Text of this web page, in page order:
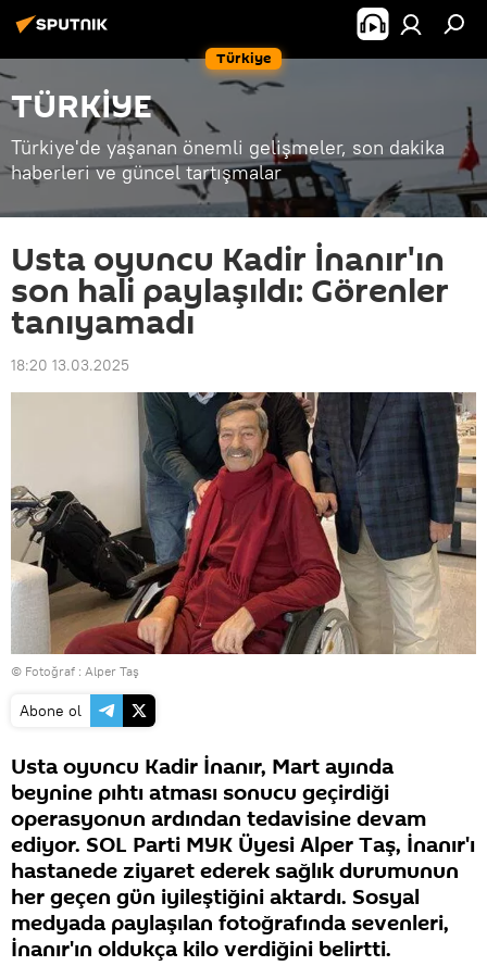
Türkiye
TÜRKİYE
Türkiye'de yaşanan önemli gelişmeler, son dakika
haberleri ve güncel tartışmalar
Usta oyuncu Kadir İnanır'ın
son hali paylaşıldı: Görenler
tanıyamadı
18:20 13.03.2025
© Fotoğraf : Alper Taş
Abone ol
Usta oyuncu Kadir İnanır, Mart ayında
beynine pıhtı atması sonucu geçirdiği
operasyonun ardından tedavisine devam
ediyor. SOL Parti MYK Üyesi Alper Taş, İnanır'ı
hastanede ziyaret ederek sağlık durumunun
her geçen gün iyileştiğini aktardı. Sosyal
medyada paylaşılan fotoğrafında sevenleri,
İnanır'ın oldukça kilo verdiğini belirtti.